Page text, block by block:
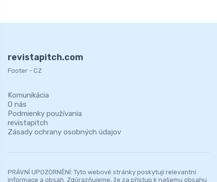
revistapitch.com
Footer - CZ
Komunikácia
O nás
Podmienky používania
revistapitch
Zásady ochrany osobných údajov
PRÁVNÍ UPOZORNĚNÍ: Tyto webové stránky poskytují relevantní
informace a obsah. Zdůrazňujeme, že za přístup k našemu obsahu